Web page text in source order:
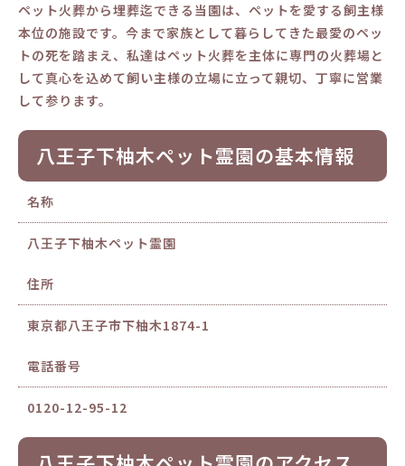
ペット火葬から埋葬迄できる当園は、ペットを愛する飼主様
本位の施設です。今まで家族として暮らしてきた最愛のペッ
トの死を踏まえ、私達はペット火葬を主体に専門の火葬場と
して真心を込めて飼い主様の立場に立って親切、丁寧に営業
して参ります。
八王子下柚木ペット霊園の基本情報
名称
八王子下柚木ペット霊園
住所
東京都八王子市下柚木1874-1
電話番号
0120-12-95-12